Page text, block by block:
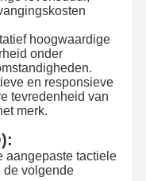
hoogwaardige
onder
en responsieve
tevredenheid van
merk.
aangepaste tactiele
de volgende